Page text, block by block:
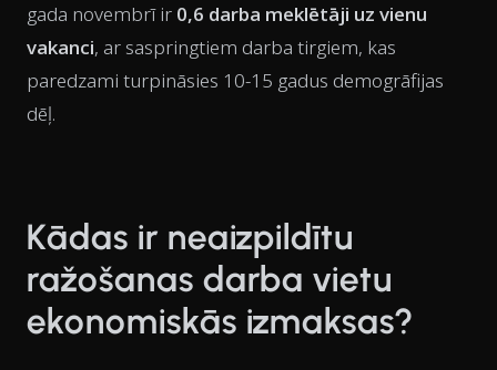
gada novembrī ir 0,6 darba meklētāji uz vienu
vakanci, ar saspringtiem darba tirgiem, kas
paredzami turpināsies 10-15 gadus demogrāfijas
dēļ.
Kādas ir neaizpildītu
ražošanas darba vietu
ekonomiskās izmaksas?